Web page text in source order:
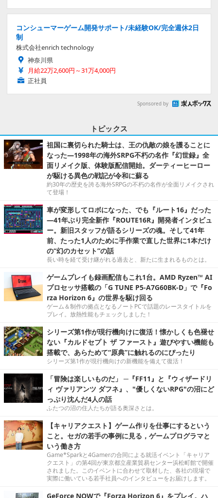
コンシューマーゲーム開発サポート/未経験OK/完全週休2日
制
株式会社enrich technology
神奈川県
月給22万2,600円～31万4,000円
正社員
Sponsored by
トピックス
祖国に裏切られた騎士は、王の仇敵の娘を護ることに
なった―1998年の海外SRPG不朽の名作『幻世録』全
面リメイク版、体験版配信開始。ダーティーヒーロー
が駆ける異色の戦記が令和に蘇る
約30年の歴史を誇る海外SRPGの不朽の名作が全面リメイクされ
て登場！
車が変形してロボになった、でも『ルート16』だった
―41年ぶり完全新作『ROUTE16R』開発者インタビュ
ー。新旧スタッフが語るシリーズの魂。そして41年
前、たった1人のために手作業で直した世界に1本だけ
の“幻のカセット”の話
長い時を経て受け継がれる過去と、新たに生まれるものとは。
ゲームプレイも録画配信もこれ1台。AMD Ryzen™ AI
プロセッサ搭載の「G TUNE P5-A7G60BK-D」で『Fo
rza Horizon 6』の世界を駆け回る
ゲーム＆制作の拠点となるノートPCで話題のレースタイトルを
プレイ。放熱性能もチェックしました！
シリーズ第1作が現行機向けに復活！懐かしくも色褪せ
ない『カルドセプト ザ ファースト』遊びやすい機能も
搭載で、あらためて“原典”に触れるのにぴったり
シリーズ第1作が現行機向けの新機能を備えて復活！
「冒険は楽しいものだ」 ─『FF11』と『ウィザードリ
ィ ヴァリアンツ ダフネ』、"優しくないRPG"の沼にど
っぷり沈んだ4人の話
ふたつの沼の住人たちが語る奥深さとは。
【キャリアクエスト】ゲーム作りを仕事にするという
こと。セガの若手の事例に見る，ゲームプログラマと
いう働き方
Game*Sparkと4Gamerの合同による就活イベント「キャリア
クエスト」の第4回が東京都立産業貿易センター浜松町館で開催
されました。このイベントに合わせて取材した、各社の現場で
実際に働いている若手社員へのインタビューをお届けします。
GeForce NOWで『Forza Horizon 6』をプレイ。ハ